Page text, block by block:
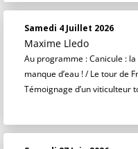
Samedi 4 Juillet 2026
Maxime Lledo
Au programme : Canicule :
manque d’eau ! / Le tour de
Témoignage d’un viticulteur